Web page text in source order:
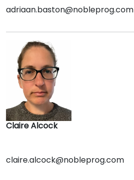
adriaan.baston@nobleprog.com
Claire Alcock
claire.alcock@nobleprog.com